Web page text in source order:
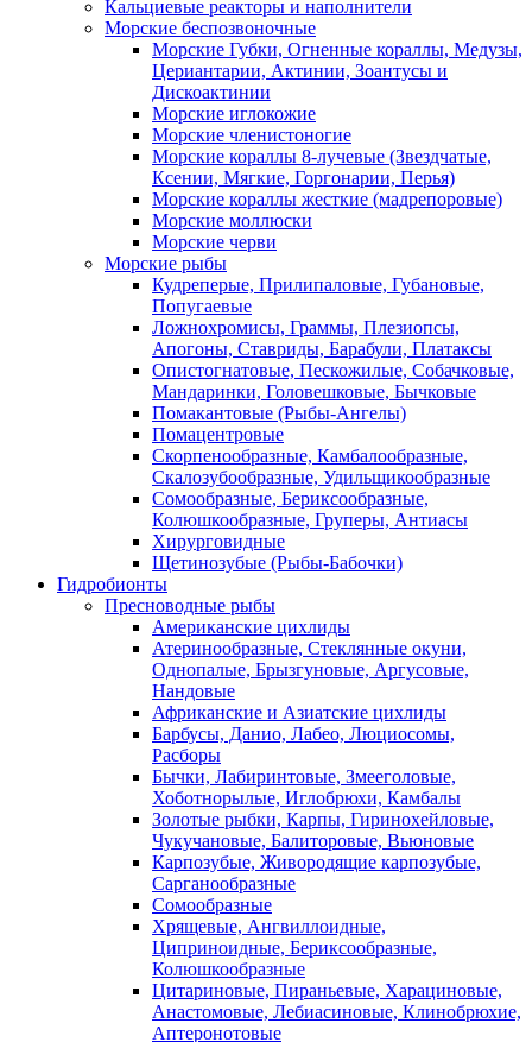
Кальциевые реакторы и наполнители
Морские беспозвоночные
Морские Губки, Огненные кораллы, Медузы,
Цериантарии, Актинии, Зоантусы и
Дискоактинии
Морские иглокожие
Морские членистоногие
Морские кораллы 8-лучевые (Звездчатые,
Ксении, Мягкие, Горгонарии, Перья)
Морские кораллы жесткие (мадрепоровые)
Морские моллюски
Морские черви
Морские рыбы
Кудреперые, Прилипаловые, Губановые,
Попугаевые
Ложнохромисы, Граммы, Плезиопсы,
Апогоны, Ставриды, Барабули, Платаксы
Опистогнатовые, Пескожилые, Собачковые,
Мандаринки, Головешковые, Бычковые
Помакантовые (Рыбы-Ангелы)
Помацентровые
Скорпенообразные, Камбалообразные,
Скалозубообразные, Удильщикообразные
Сомообразные, Бериксообразные,
Колюшкообразные, Груперы, Антиасы
Хирурговидные
Щетинозубые (Рыбы-Бабочки)
Гидробионты
Пресноводные рыбы
Американские цихлиды
Атеринообразные, Стеклянные окуни,
Однопалые, Брызгуновые, Аргусовые,
Нандовые
Африканские и Азиатские цихлиды
Барбусы, Данио, Лабео, Люциосомы,
Расборы
Бычки, Лабиринтовые, Змееголовые,
Хоботнорылые, Иглобрюхи, Камбалы
Золотые рыбки, Карпы, Гиринохейловые,
Чукучановые, Балиторовые, Вьюновые
Карпозубые, Живородящие карпозубые,
Сарганообразные
Сомообразные
Хрящевые, Ангвиллоидные,
Циприноидные, Бериксообразные,
Колюшкообразные
Цитариновые, Пираньевые, Харациновые,
Анастомовые, Лебиасиновые, Клинобрюхие,
Аптеронотовые